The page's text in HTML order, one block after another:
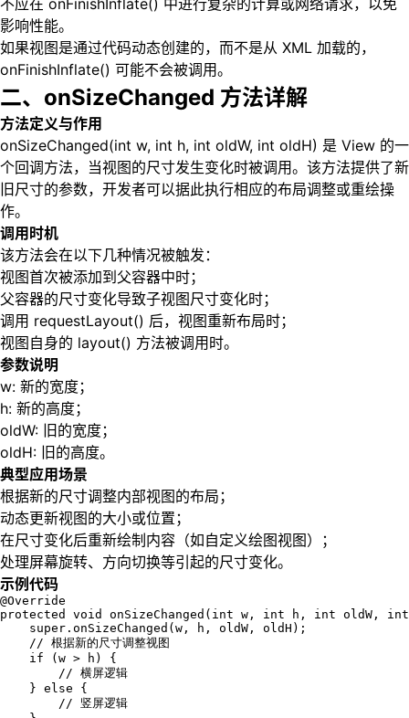
不应在 onFinishInflate() 中进行复杂的计算或网络请求，以免
影响性能。
如果视图是通过代码动态创建的，而不是从 XML 加载的，
onFinishInflate() 可能不会被调用。
二、onSizeChanged 方法详解
方法定义与作用
onSizeChanged(int w, int h, int oldW, int oldH) 是 View 的一
个回调方法，当视图的尺寸发生变化时被调用。该方法提供了新
旧尺寸的参数，开发者可以据此执行相应的布局调整或重绘操
作。
调用时机
该方法会在以下几种情况被触发：
视图首次被添加到父容器中时；
父容器的尺寸变化导致子视图尺寸变化时；
调用 requestLayout() 后，视图重新布局时；
视图自身的 layout() 方法被调用时。
参数说明
w: 新的宽度；
h: 新的高度；
oldW: 旧的宽度；
oldH: 旧的高度。
典型应用场景
根据新的尺寸调整内部视图的布局；
动态更新视图的大小或位置；
在尺寸变化后重新绘制内容（如自定义绘图视图）；
处理屏幕旋转、方向切换等引起的尺寸变化。
示例代码
@Override
protected void onSizeChanged(int w, int h, int oldW,
super.onSizeChanged(w, h, oldW, oldH);
// 根据新的尺寸调整视图
if (w > h) {
// 横屏逻辑
} else {
// 竖屏逻辑